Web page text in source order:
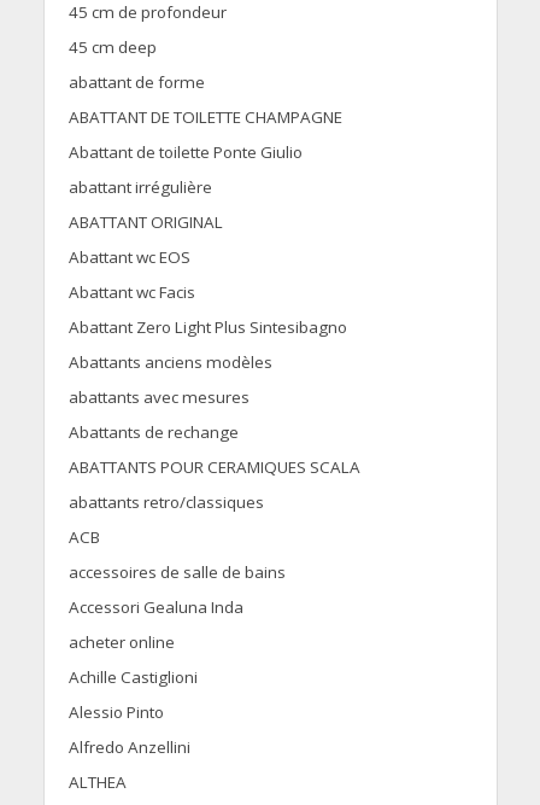
45 cm de profondeur
45 cm deep
abattant de forme
ABATTANT DE TOILETTE CHAMPAGNE
Abattant de toilette Ponte Giulio
abattant irrégulière
ABATTANT ORIGINAL
Abattant wc EOS
Abattant wc Facis
Abattant Zero Light Plus Sintesibagno
Abattants anciens modèles
abattants avec mesures
Abattants de rechange
ABATTANTS POUR CERAMIQUES SCALA
abattants retro/classiques
ACB
accessoires de salle de bains
Accessori Gealuna Inda
acheter online
Achille Castiglioni
Alessio Pinto
Alfredo Anzellini
ALTHEA